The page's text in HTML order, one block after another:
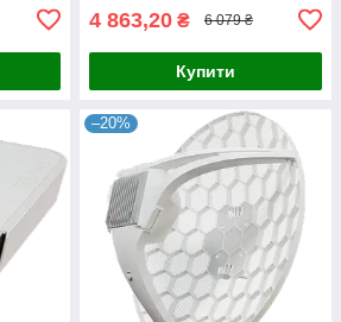
4 863,20 ₴ 6 079 ₴
Купити
–20%